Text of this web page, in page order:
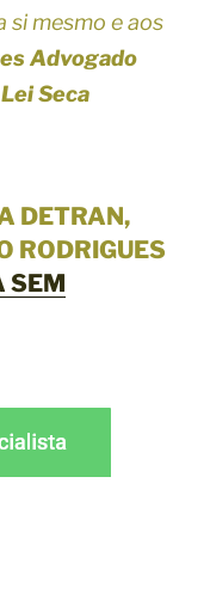
si mesmo e aos
Advogado
Seca
DETRAN,
RODRIGUES
SEM